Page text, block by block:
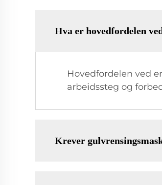
Hva er hovedfordelen
Hovedfordelen ved
arbeidssteg og
Krever